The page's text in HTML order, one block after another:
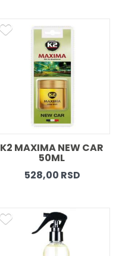
K2 MAXIMA NEW CAR
50ML
528,00 RSD